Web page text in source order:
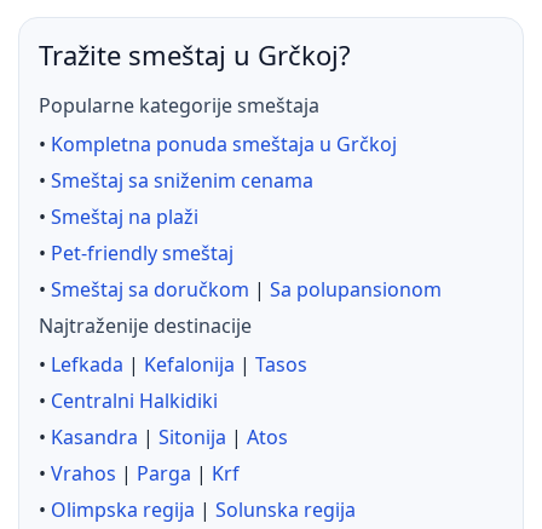
Tražite smeštaj u Grčkoj?
Popularne kategorije smeštaja
• Kompletna ponuda smeštaja u Grčkoj
• Smeštaj sa sniženim cenama
• Smeštaj na plaži
• Pet-friendly smeštaj
• Smeštaj sa doručkom | Sa polupansionom
Najtraženije destinacije
• Lefkada | Kefalonija | Tasos
• Centralni Halkidiki
• Kasandra | Sitonija | Atos
• Vrahos | Parga | Krf
• Olimpska regija | Solunska regija